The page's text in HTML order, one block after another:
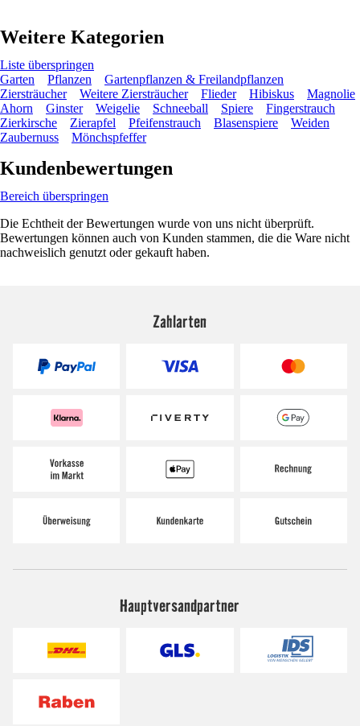
Weitere Kategorien
Liste überspringen
Garten
Pflanzen
Gartenpflanzen & Freilandpflanzen
Ziersträucher
Weitere Ziersträucher Flieder Hibiskus
Magnolie
Ahorn
Ginster Weigelie Schneeball Spiere
Fingerstrauch
Zierkirsche
Zierapfel Pfeifenstrauch Blasenspiere
Weiden
Zaubernuss
Mönchspfeffer
Kundenbewertungen
Bereich überspringen
Die Echtheit der Bewertungen wurde von uns nicht überprüft.
Bewertungen können auch von Kunden stammen, die die Ware nicht
nachweislich genutzt oder gekauft haben.
Zahlarten
Hauptversandpartner